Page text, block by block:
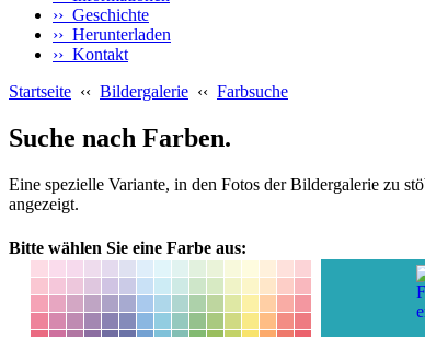
›› Geschichte
›› Herunterladen
›› Kontakt
Startseite ‹‹ Bildergalerie ‹‹ Farbsuche
Suche nach Farben.
Eine spezielle Variante, in den Fotos der Bildergalerie zu
angezeigt.
Bitte wählen Sie eine Farbe aus: